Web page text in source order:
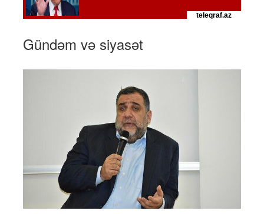
Gündəm və siyasət